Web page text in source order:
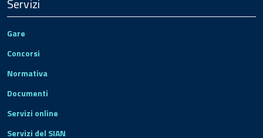
Servizi
Gare
Concorsi
Normativa
Documenti
Servizi online
Servizi del SIAN